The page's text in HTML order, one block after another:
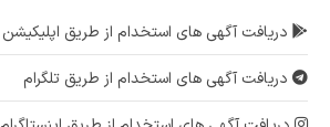
دریافت آگهی های استخدام از طریق اپلیکیشن
دریافت آگهی های استخدام از طریق تلگرام